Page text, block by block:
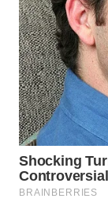
WN
SEMARANG
WN
SOLO
WN
BOROBUDUR
WN